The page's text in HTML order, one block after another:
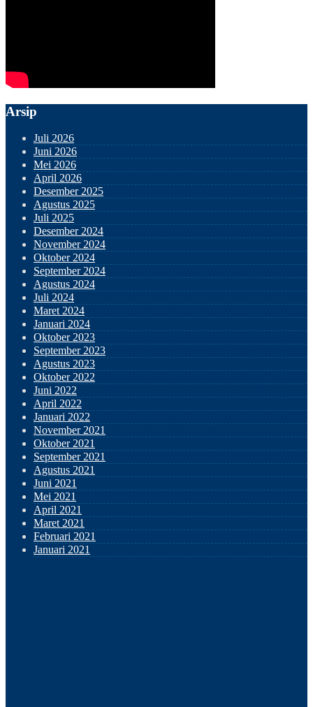
Arsip
Juli 2026
Juni 2026
Mei 2026
April 2026
Desember 2025
Agustus 2025
Juli 2025
Desember 2024
November 2024
Oktober 2024
September 2024
Agustus 2024
Juli 2024
Maret 2024
Januari 2024
Oktober 2023
September 2023
Agustus 2023
Oktober 2022
Juni 2022
April 2022
Januari 2022
November 2021
Oktober 2021
September 2021
Agustus 2021
Juni 2021
Mei 2021
April 2021
Maret 2021
Februari 2021
Januari 2021